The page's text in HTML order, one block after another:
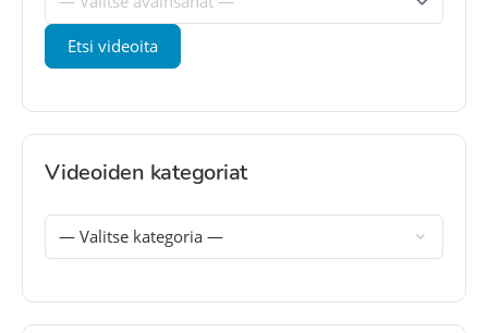
Videoiden kategoriat